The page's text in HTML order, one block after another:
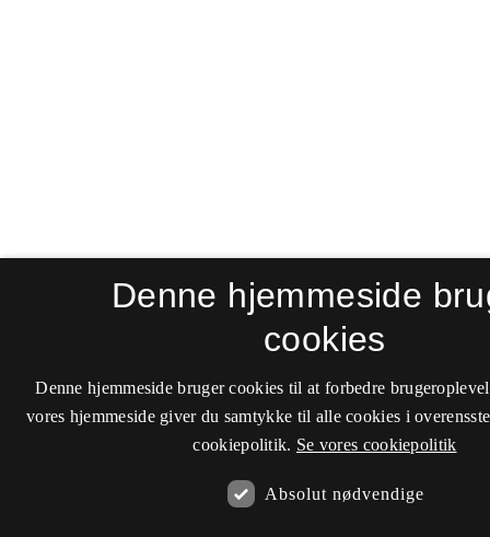
Denne hjemmeside
cookies
Denne hjemmeside bruger cookies til at forbedre
vores hjemmeside giver du samtykke til alle cookies i
cookiepolitik. Se vores cookiepolitik
Absolut nødvendige